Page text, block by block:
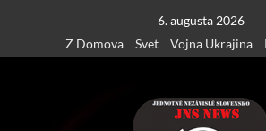
content
6. augusta 2026
Z Domova
Svet Vojna Ukrajina